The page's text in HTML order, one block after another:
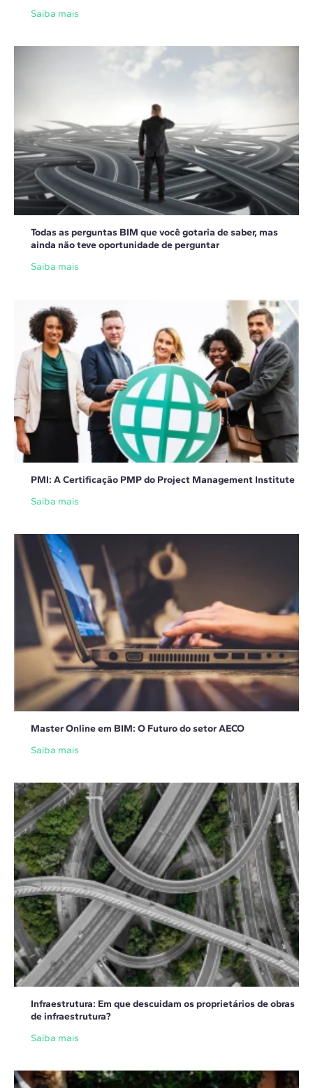
Saiba mais
Todas as perguntas BIM que você gotaria de saber, mas
ainda não teve oportunidade de perguntar
Saiba mais
PMI: A Certificação PMP do Project Management Institute
Saiba mais
Master Online em BIM: O Futuro do setor AECO
Saiba mais
Infraestrutura: Em que descuidam os proprietários de obras
de infraestrutura?
Saiba mais